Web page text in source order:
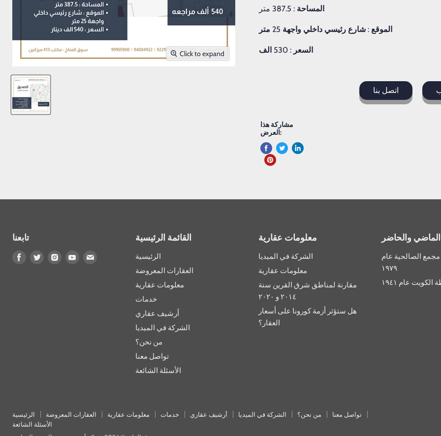
Click to expand
المساحة : 387.5 متر
الموقع : شارع رئيسي داخلي واجهة متر
السعر : 530 الف
اتصل بنا
مشاركة هذا
العرض:
تابعنا
Find
Find
Find
Find
القائمة الرئيسية
الرئيسية
العقارات المعروضة
معلومات عقارية
خدمات
أرشيف عقاري
الشركة في الميديا
من نحن؟
تواصل معنا
الأسئلة الشائعة
معلومات عقارية
الشركة في الميديا
معلومات عقارية
مقارنة لمناطق شرق القرين سنة
٢٠١٤ و ٢٠٢٠
هل ستؤثر أزمة كورونا على أسعار
العقار؟
والحاضر
مجمع الصالحية عام
١٩٧٩
الكويت عام ١٩٤١
الرئيسية العقارات المعروضة معلومات عقارية خدمات أرشيف عقاري الشركة في الميديا من نحن؟
تواصل معنا
الأسئلة الشائعة